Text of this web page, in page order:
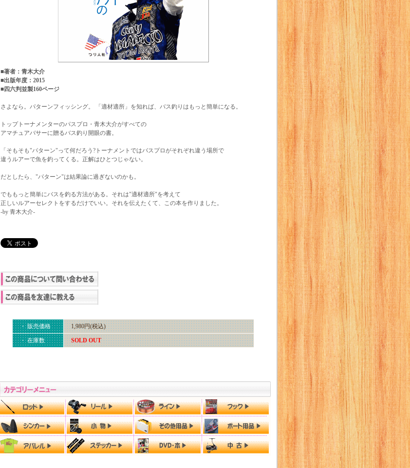
■著者：青木大介
■出版年度：2015
■四六判並製160ページ
さよなら。パターンフィッシング。 「適材適所」を知れば、バス釣りはもっと簡単になる。
トップトーナメンターのパスプロ・青木大介がすべての
アマチュアバサーに贈るバス釣り開眼の書。
「そもそも"パターン"って何だろう?トーナメントではバスプロがそれぞれ違う場所で
違うルアーで魚を釣ってくる。正解はひとつじゃない。
だとしたら、"パターン"は結果論に過ぎないのかも。
でももっと簡単にバスを釣る方法がある。それは"適材適所"を考えて
正しいルアーセレクトをするだけでいい。それを伝えたくて、この本を作りました。
-by 青木大介-
・ 販売価格 1,980円(税込)
・ 在庫数 SOLD OUT